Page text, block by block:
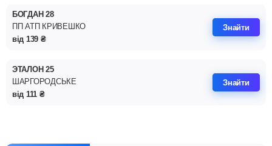
БОГДАН 28
ПП АТП КРИВЕШКО
від 139 ₴
Знайти
ЭТАЛОН 25
ШАРГОРОДСЬКЕ
від 111 ₴
Знайти